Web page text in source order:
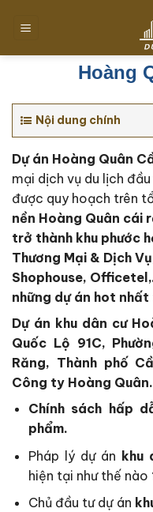
đến
Hoàng
Nội dung chính
Dự án Hoàng Quân
mại dịch vụ du lịch
được quy hoạch trên
nền Hoàng Quân cái
trở thành khu phước
Thương Mại & Dịch
Shophouse,
những dự án hot
Dự án khu dân cư
Quốc Lộ 91C,
Răng, Thành phố
Công ty Hoàng Quân.
Chính sách hấp
phẩm.
Pháp lý dự án khu
hiện tại như thế nào
Chủ đầu tư dự án